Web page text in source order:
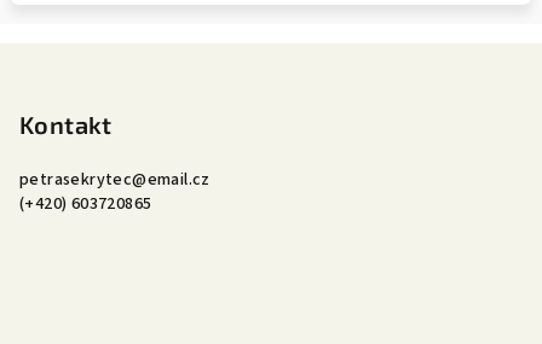
Kontakt
petrasekrytec@email.cz
(+420) 603720865